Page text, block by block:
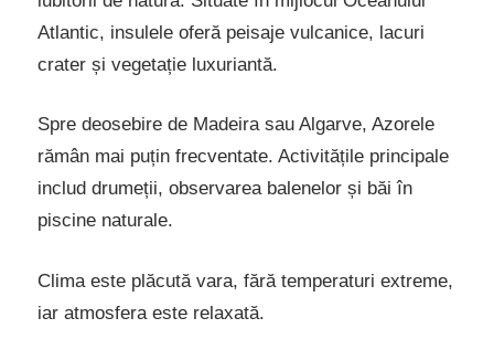
Atlantic, insulele oferă peisaje vulcanice, lacuri
crater și vegetație luxuriantă.
Spre deosebire de Madeira sau Algarve, Azorele
rămân mai puțin frecventate. Activitățile principale
includ drumeții, observarea balenelor și băi în
piscine naturale.
Clima este plăcută vara, fără temperaturi extreme,
iar atmosfera este relaxată.